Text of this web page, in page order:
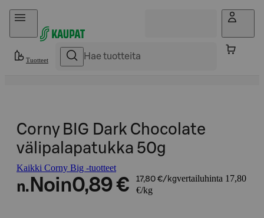
Hyppää sisältöön
Tuotteet
Corny BIG Dark Chocolate
välipalapatukka 50g
Kaikki Corny Big -tuotteet
n. Noin0,89 € 17,80 €/kgvertailuhinta 17,80
€/kg